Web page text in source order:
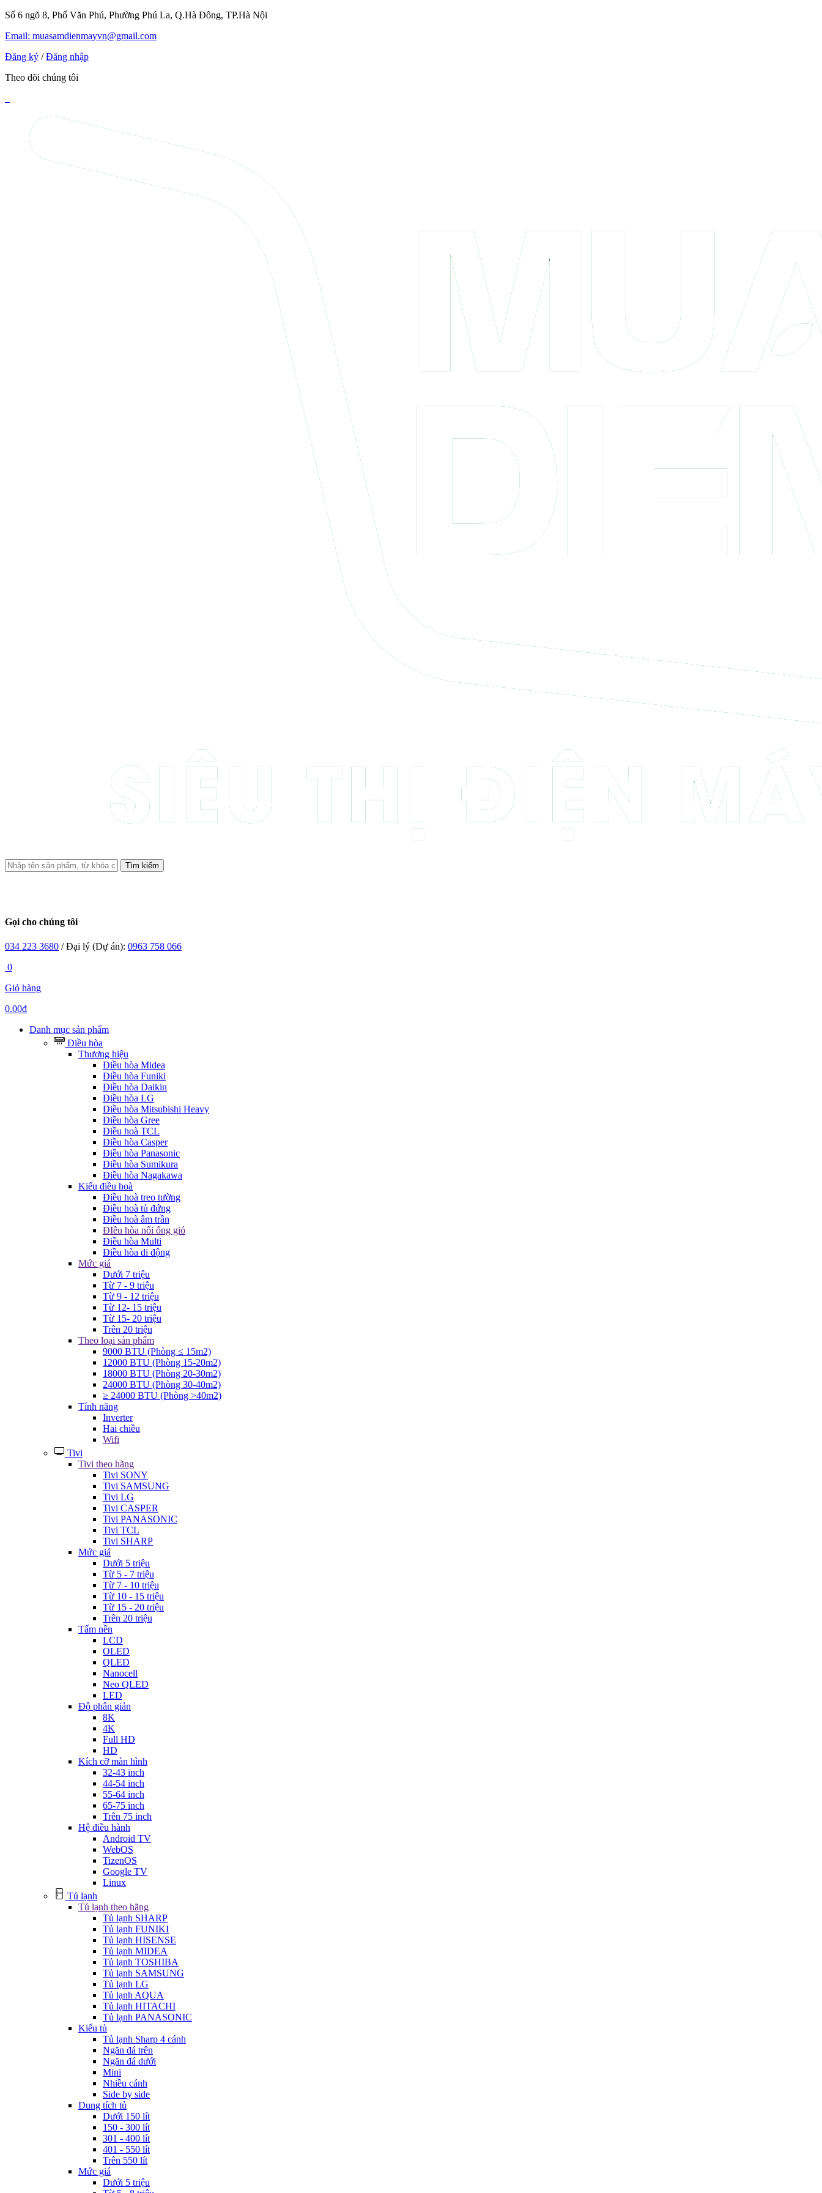
Số 6 ngõ 8, Phố Văn Phú, Phường Phú La, Q.Hà Đông, TP.Hà Nội
Email: muasamdienmayvn@gmail.com
Đăng ký / Đăng nhập
Theo dõi chúng tôi
Tìm kiếm
Gọi cho chúng tôi
034 223 3680 / Đại lý (Dự án): 0963 758 066
0
Giỏ hàng
0.00đ
Danh mục sản phẩm
Điều hòa
Thương hiệu
Điều hòa Midea
Điều hòa Funiki
Điều hòa Daikin
Điều hòa LG
Điều hòa Mitsubishi Heavy
Điều hòa Gree
Điều hoà TCL
Điều hòa Casper
Điều hòa Panasonic
Điều hòa Sumikura
Điều hòa Nagakawa
Kiểu điều hoà
Điều hoà treo tường
Điều hoà tủ đứng
Điều hoà âm trần
ĐIều hòa nối ống gió
Điều hòa Multi
Điều hòa di động
Mức giá
Dưới 7 triệu
Từ 7 - 9 triệu
Từ 9 - 12 triệu
Từ 12- 15 triệu
Từ 15- 20 triệu
Trên 20 triệu
Theo loại sản phẩm
9000 BTU (Phòng ≤ 15m2)
12000 BTU (Phòng 15-20m2)
18000 BTU (Phòng 20-30m2)
24000 BTU (Phòng 30-40m2)
≥ 24000 BTU (Phòng >40m2)
Tính năng
Inverter
Hai chiều
Wifi
Tivi
Tivi theo hãng
Tivi SONY
Tivi SAMSUNG
Tivi LG
Tivi CASPER
Tivi PANASONIC
Tivi TCL
Tivi SHARP
Mức giá
Dưới 5 triệu
Từ 5 - 7 triệu
Từ 7 - 10 triệu
Từ 10 - 15 triệu
Từ 15 - 20 triệu
Trên 20 triệu
Tấm nền
LCD
OLED
QLED
Nanocell
Neo QLED
LED
Độ phân giản
8K
4K
Full HD
HD
Kích cỡ màn hình
32-43 inch
44-54 inch
55-64 inch
65-75 inch
Trên 75 inch
Hệ điều hành
Android TV
WebOS
TizenOS
Google TV
Linux
Tủ lạnh
Tủ lạnh theo hãng
Tủ lạnh SHARP
Tủ lạnh FUNIKI
Tủ lạnh HISENSE
Tủ lạnh MIDEA
Tủ lạnh TOSHIBA
Tủ lạnh SAMSUNG
Tủ lạnh LG
Tủ lạnh AQUA
Tủ lạnh HITACHI
Tủ lạnh PANASONIC
Kiểu tủ
Tủ lạnh Sharp 4 cánh
Ngăn đá trên
Ngăn đá dưới
Mini
Nhiều cánh
Side by side
Dung tích tủ
Dưới 150 lít
150 - 300 lít
301 - 400 lít
401 - 550 lít
Trên 550 lít
Mức giá
Dưới 5 triệu